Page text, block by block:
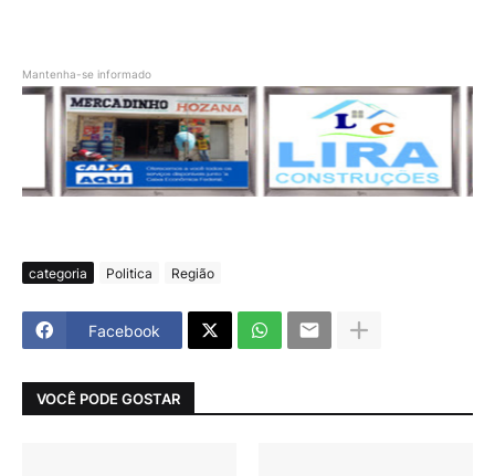
Mantenha-se informado
categoria Politica Região
Facebook
VOCÊ PODE GOSTAR